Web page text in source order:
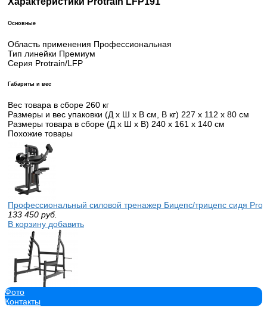
Основные
Область применения Профессиональная
Тип линейки Премиум
Серия Protrain/LFP
Габариты и вес
Вес товара в сборе 260 кг
Размеры и вес упаковки (Д x Ш x В см, В кг) 227 х 112 х 80 см
Размеры товара в сборе (Д x Ш x В) 240 х 161 х 140 см
Похожие товары
Профессиональный силовой тренажер Бицепс/трицепс сидя
133 450 руб.
В корзину добавить
Стойка для жима и приседаний Protrain LFP131
67 575 руб.
Фото
Контакты